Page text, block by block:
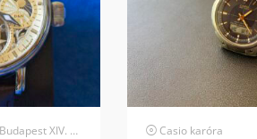
Budapest XIV. kerület Casio karóra